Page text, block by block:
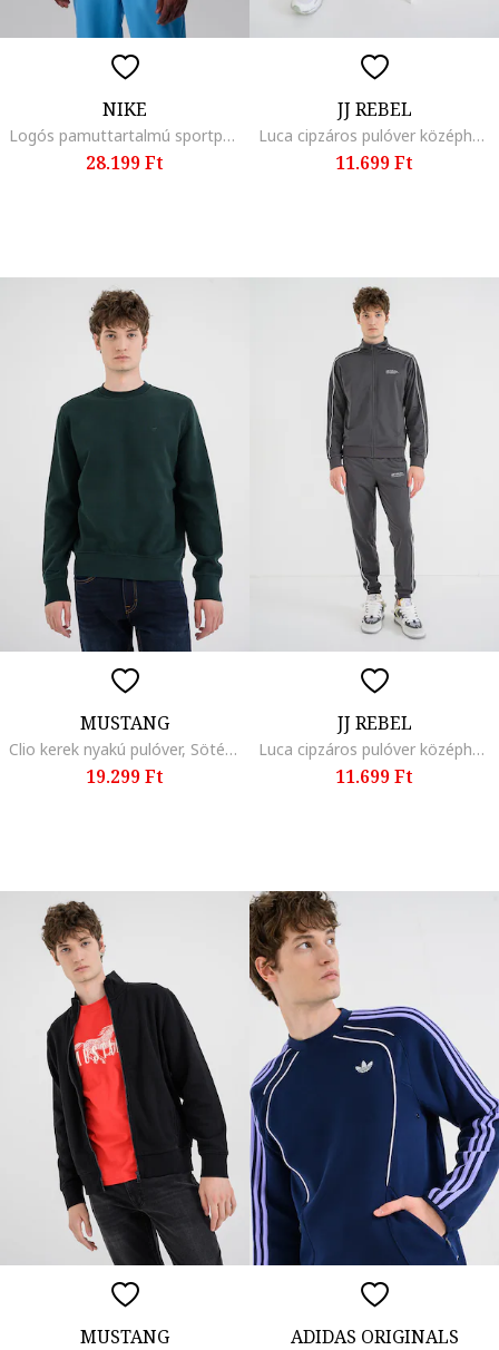
NIKE
Logós pamuttartalmú sportpulóver kapucnival, Azúrkék,
28.199 Ft
JJ REBEL
Luca cipzáros pulóver középhosszú gallérral, Tengerészkék
11.699 Ft
MUSTANG
Clio kerek nyakú pulóver, Sötétzöld
19.299 Ft
JJ REBEL
Luca cipzáros pulóver középhosszú gallérral, Márványszürke
11.699 Ft
MUSTANG ADIDAS ORIGINALS